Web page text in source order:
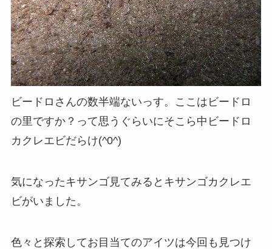
ビードロさんの数半端ないっす。ここはビードロ
の里ですか？って思うぐらいにそこら中ビードロ
カクレエビだらけ(^0^)
気になったキサンゴ見てみるとキサンゴカクレエ
ビがいました。
色々と探索してお目当てのアイツは今回も見つけ